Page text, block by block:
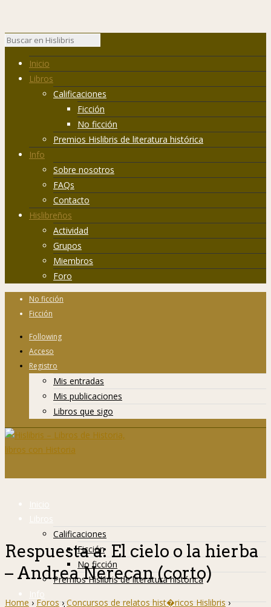
Inicio
Libros
Calificaciones
Ficción
No ficción
Premios Hislibris de literatura histórica
Info
Sobre nosotros
FAQs
Contacto
Hislibreños
Actividad
Grupos
Miembros
Foro
No ficción
Ficción
Following
Acceso
Registro
Mis entradas
Mis publicaciones
Libros que sigo
Inicio
Libros
Calificaciones
Ficción
No ficción
Premios Hislibris de literatura histórica
Info
Respuesta a: El cielo o la hierba
– Andrea Nerecan (corto)
Home › Foros › Concursos de relatos hist�ricos Hislibris ›